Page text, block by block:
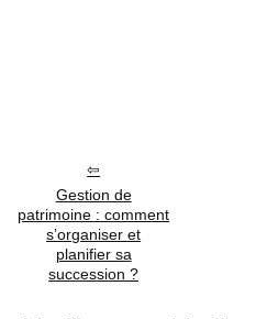
Gestion de
patrimoine : comment
s’organiser et
planifier sa
succession ?